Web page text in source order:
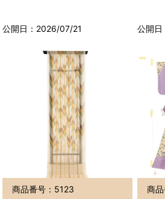
公開日：2026/07/21 公開
商品番号：5123 商